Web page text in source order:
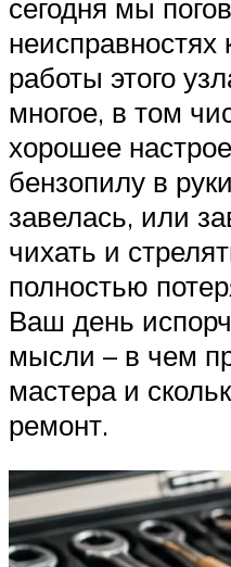
сегодня мы
работы этого
многое, в том
хорошее
бензопилу в
завелась, или
чихать и
полностью
Ваш день
мысли – в чем
мастера и
ремонт.